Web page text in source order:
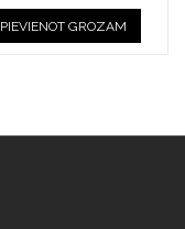
PIEVIENOT GROZAM